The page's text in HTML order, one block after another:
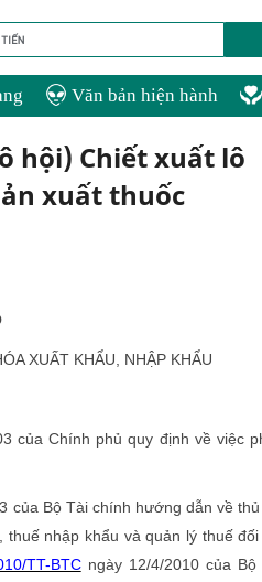
Văn bản hiện hành
hội) Chiết xuất lô
xuất thuốc
XUẤT KHẨU, NHẬP KHẨU
của Chính phủ quy định về việc
của Bộ Tài chính hướng dẫn về
nhập khẩu và quản lý thuế
TT-BTCngày 12/4/2010 của Bộ